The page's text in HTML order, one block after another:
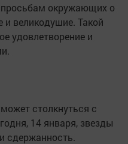
окружающих о
и великодушие. Такой
удовлетворение и
столкнуться с
14 января, звезды
сдержанность.